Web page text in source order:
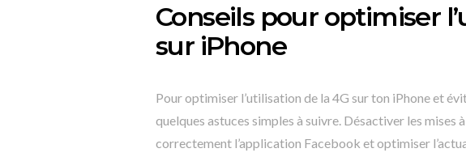
Conseils pour optimiser
sur iPhone
Pour optimiser l’utilisation de la 4G sur ton iPhone et
quelques astuces simples à suivre. Désactiver les
correctement l’application Facebook et optimiser